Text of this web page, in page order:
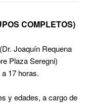
COMPLETOS)
(Dr. Joaquín Requena
Plaza Seregni)
17 horas.
y edades, a cargo de